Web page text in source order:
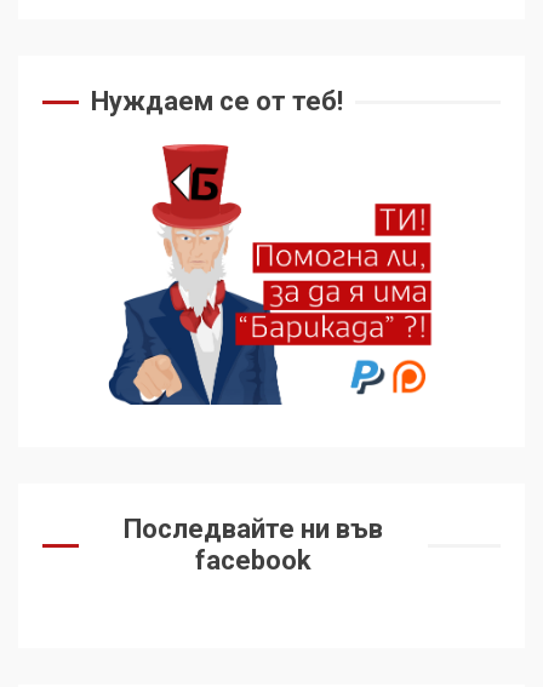
Нуждаем се от теб!
Последвайте ни във
facebook